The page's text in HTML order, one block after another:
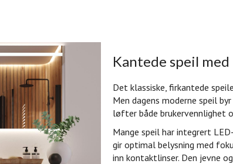
Kantede speil med
Det klassiske, firkantede
Men dagens moderne speil
løfter både brukervennlighet
Mange speil har integrert
gir optimal belysning med
inn kontaktlinser. Den jevne